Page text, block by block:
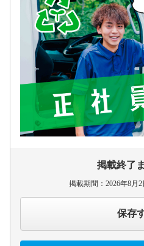
掲載終了
掲載期間：2026年8月2
保存